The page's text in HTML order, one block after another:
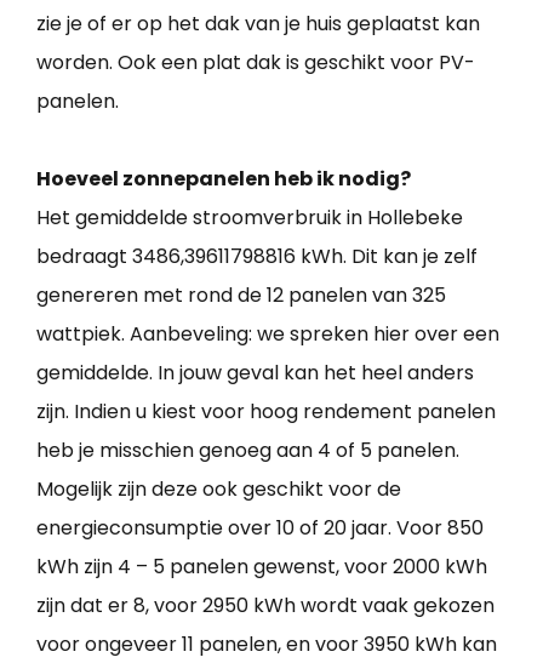
zie je of er op het dak van je huis geplaatst kan
worden. Ook een plat dak is geschikt voor PV-
panelen.
Hoeveel zonnepanelen heb ik nodig?
Het gemiddelde stroomverbruik in Hollebeke
bedraagt 3486,39611798816 kWh. Dit kan je zelf
genereren met rond de 12 panelen van 325
wattpiek. Aanbeveling: we spreken hier over een
gemiddelde. In jouw geval kan het heel anders
zijn. Indien u kiest voor hoog rendement panelen
heb je misschien genoeg aan 4 of 5 panelen.
Mogelijk zijn deze ook geschikt voor de
energieconsumptie over 10 of 20 jaar. Voor 850
kWh zijn 4 – 5 panelen gewenst, voor 2000 kWh
zijn dat er 8, voor 2950 kWh wordt vaak gekozen
voor ongeveer 11 panelen, en voor 3950 kWh kan